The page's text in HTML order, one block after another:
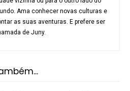
Ama conhecer novas culturas e
as suas aventuras. E prefere ser
de Juny.